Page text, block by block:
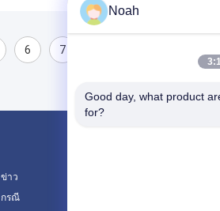
6 7
ข่าว
กรณี
Noah
Good day, what product
for?